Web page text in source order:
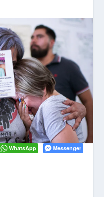
WhatsApp Messenger